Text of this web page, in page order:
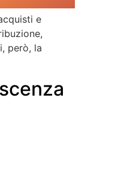
e
però, la